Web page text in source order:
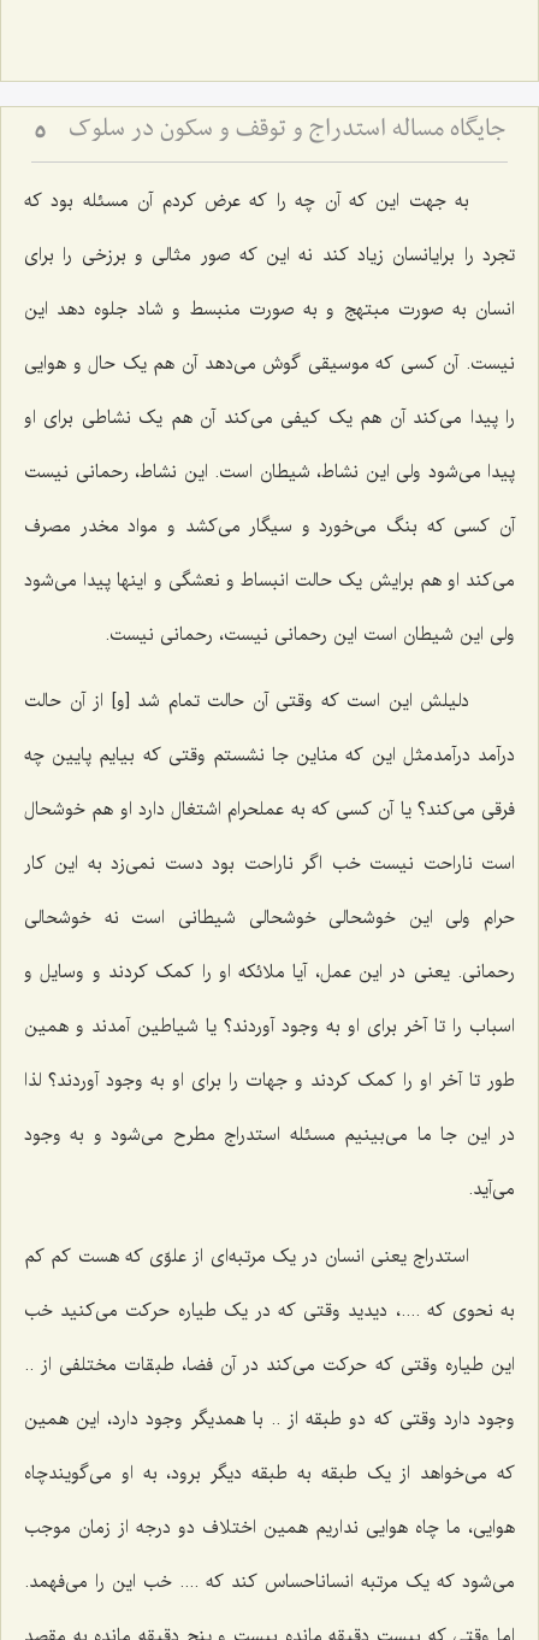
جایگاه مساله استدراج و توقف و سکون در سلوک 5
به جهت این که آن چه را که عرض کردم آن مسئله بود که
تجرد را برایانسان زیاد کند نه این که صور مثالی و برزخی را برای
انسان به صورت مبتهج و به صورت منبسط و شاد جلوه دهد این
نیست. آن کسی که موسیقی گوش می‌دهد آن هم یک حال و هوایی
را پیدا می‌کند آن هم یک کیفی می‌کند آن هم یک نشاطی برای او
پیدا می‌شود ولی این نشاط، شیطان است. این نشاط، رحمانی نیست
آن کسی که بنگ می‌خورد و سیگار می‌کشد و مواد مخدر مصرف
می‌کند او هم برایش یک حالت انبساط و نعشگی و اینها پیدا می‌شود
ولی این شیطان است این رحمانی نیست، رحمانی نیست.
دلیلش این است که وقتی آن حالت تمام شد [و] از آن حالت
درآمد درآمدمثل این که مناین جا نشستم وقتی که بیایم پایین چه
فرقی می‌کند؟ یا آن کسی که به عملحرام اشتغال دارد او هم خوشحال
است ناراحت نیست خب اگر ناراحت بود دست نمی‌زد به این کار
حرام ولی این خوشحالی خوشحالی شیطانی است نه خوشحالی
رحمانی. یعنی در این عمل، آیا ملائکه او را کمک کردند و وسایل و
اسباب را تا آخر برای او به وجود آوردند؟ یا شیاطین آمدند و همین
طور تا آخر او را کمک کردند و جهات را برای او به وجود آوردند؟ لذا
در این جا ما می‌بینیم مسئله استدراج مطرح می‌شود و به وجود
می‌آید.
استدراج یعنی انسان در یک مرتبه‌ای از علوّی که هست کم کم
به نحوی که ....، دیدید وقتی که در یک طیاره حرکت می‌کنید خب
این طیاره وقتی که حرکت می‌کند در آن فضا، طبقات مختلفی از ..
وجود دارد وقتی که دو طبقه از .. با همدیگر وجود دارد، این همین
که می‌خواهد از یک طبقه به طبقه دیگر برود، به او می‌گویندچاه
هوایی، ما چاه هوایی نداریم همین اختلاف دو درجه از زمان موجب
می‌شود که یک مرتبه انساناحساس کند که .... خب این را می‌فهمد.